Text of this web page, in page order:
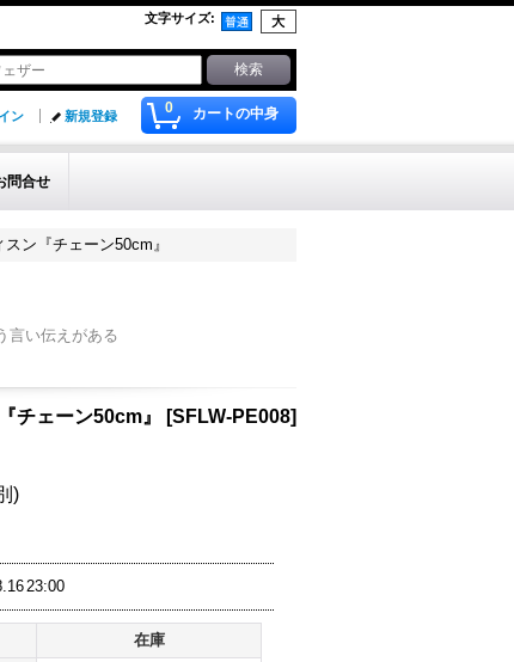
文字サイズ:
0 カートの中身
ン 新規登録
問合せ
ン『チェーン50cm』
言い伝えがある
チェーン50cm』 [SFLW-PE008]
)
23:00
在庫